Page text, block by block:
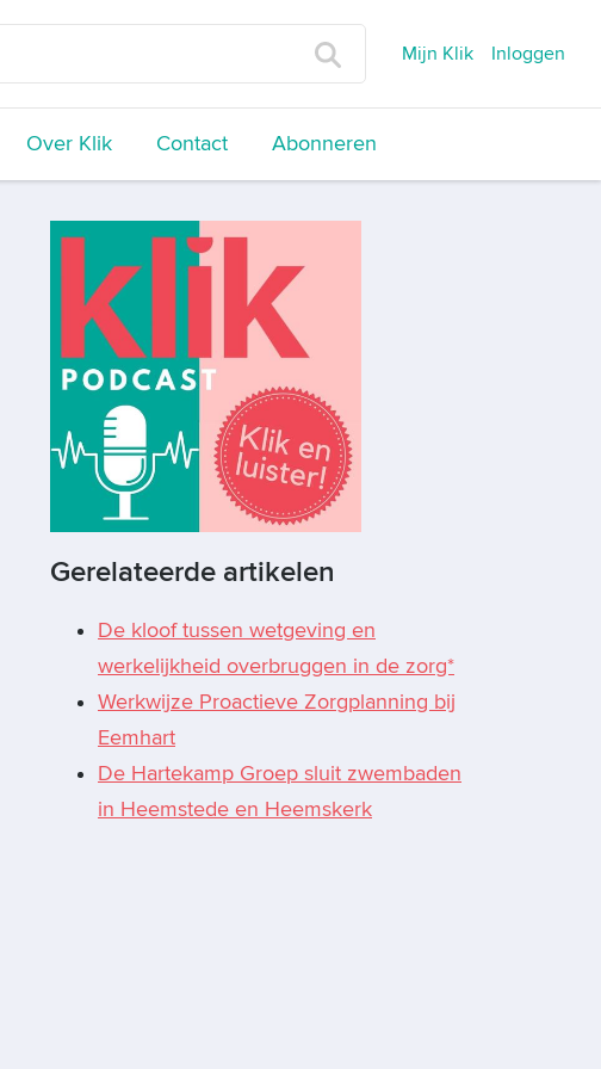
Mijn Klik Inloggen
Over Klik Contact Abonneren
Gerelateerde artikelen
De kloof tussen wetgeving en
werkelijkheid overbruggen in de zorg*
Werkwijze Proactieve Zorgplanning bij
Eemhart
De Hartekamp Groep sluit zwembaden
in Heemstede en Heemskerk